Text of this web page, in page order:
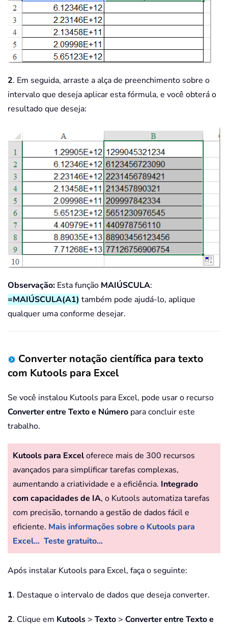
2. Em seguida, arraste a alça de preenchimento sobre o
intervalo que deseja aplicar esta fórmula, e você obterá o
resultado que deseja:
Observação: Esta função MAIÚSCULA:
=MAIÚSCULA(A1) também pode ajudá-lo, aplique
qualquer uma conforme desejar.
Converter notação científica para texto
com Kutools para Excel
Se você instalou Kutools para Excel, pode usar o recurso
Converter entre Texto e Número para concluir este
trabalho.
Kutools para Exceloferece mais de 300 recursos
avançados para simplificar tarefas complexas,
aumentando a criatividade e a eficiência. Integrado
com capacidades de IA, o Kutools automatiza tarefas
com precisão, tornando a gestão de dados fácil e
eficiente. Mais informações sobre o Kutools para
Excel... Teste gratuito...
Após instalar Kutools para Excel, faça o seguinte:
1. Destaque o intervalo de dados que deseja converter.
2. Clique em Kutools > Texto > Converter entre Texto e